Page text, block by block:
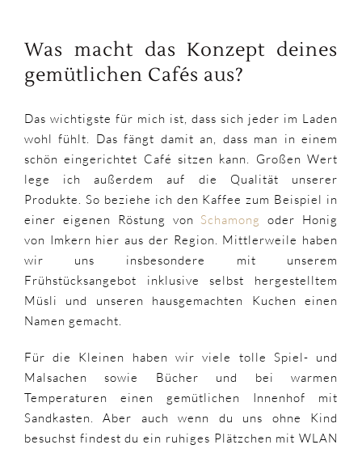
Was macht das Konzept deines
gemütlichen Cafés aus?
Das wichtigste für mich ist, dass sich jeder im Laden
wohl fühlt. Das fängt damit an, dass man in einem
schön eingerichtet Café sitzen kann. Großen Wert
lege ich außerdem auf die Qualität unserer
Produkte. So beziehe ich den Kaffee zum Beispiel in
einer eigenen Röstung von Schamong oder Honig
von Imkern hier aus der Region. Mittlerweile haben
wir uns insbesondere mit unserem
Frühstücksangebot inklusive selbst hergestelltem
Müsli und unseren hausgemachten Kuchen einen
Namen gemacht.
Für die Kleinen haben wir viele tolle Spiel- und
Malsachen sowie Bücher und bei warmen
Temperaturen einen gemütlichen Innenhof mit
Sandkasten. Aber auch wenn du uns ohne Kind
besuchst findest du ein ruhiges Plätzchen mit WLAN